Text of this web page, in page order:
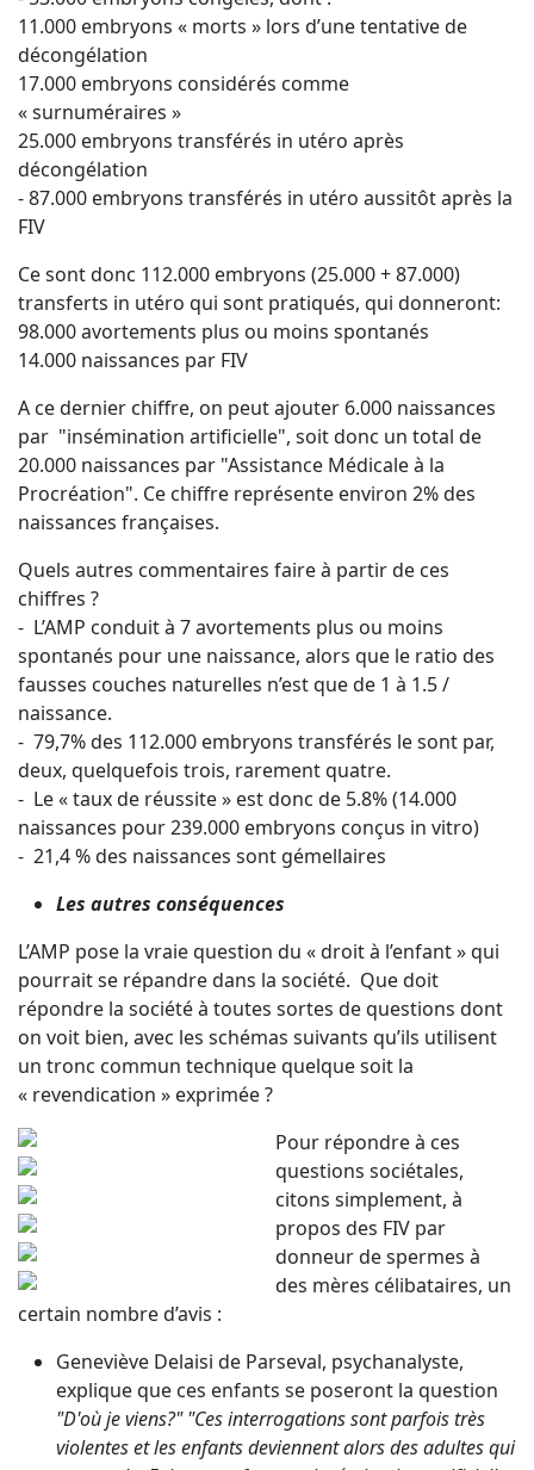
11.000 embryons « morts » lors d’une tentative de
décongélation
17.000 embryons considérés comme
« surnuméraires »
25.000 embryons transférés in utéro après
décongélation
- 87.000 embryons transférés in utéro aussitôt après la
FIV
Ce sont donc 112.000 embryons (25.000 + 87.000)
transferts in utéro qui sont pratiqués, qui donneront:
98.000 avortements plus ou moins spontanés
14.000 naissances par FIV
A ce dernier chiffre, on peut ajouter 6.000 naissances
par "insémination artificielle", soit donc un total de
20.000 naissances par "Assistance Médicale à la
Procréation". Ce chiffre représente environ 2% des
naissances françaises.
Quels autres commentaires faire à partir de ces
chiffres ?
- L’AMP conduit à 7 avortements plus ou moins
spontanés pour une naissance, alors que le ratio des
fausses couches naturelles n’est que de 1 à 1.5 /
naissance.
- 79,7% des 112.000 embryons transférés le sont par,
deux, quelquefois trois, rarement quatre.
- Le « taux de réussite » est donc de 5.8% (14.000
naissances pour 239.000 embryons conçus in vitro)
- 21,4 % des naissances sont gémellaires
Les autres conséquences
L’AMP pose la vraie question du « droit à l’enfant » qui
pourrait se répandre dans la société. Que doit
répondre la société à toutes sortes de questions dont
on voit bien, avec les schémas suivants qu’ils utilisent
un tronc commun technique quelque soit la
« revendication » exprimée ?
Pour répondre à ces
questions sociétales,
citons simplement, à
propos des FIV par
donneur de spermes à
des mères célibataires, un
certain nombre d’avis :
Geneviève Delaisi de Parseval, psychanalyste,
explique que ces enfants se poseront la question
"D'où je viens?" "Ces interrogations sont parfois très
violentes et les enfants deviennent alors des adultes qui